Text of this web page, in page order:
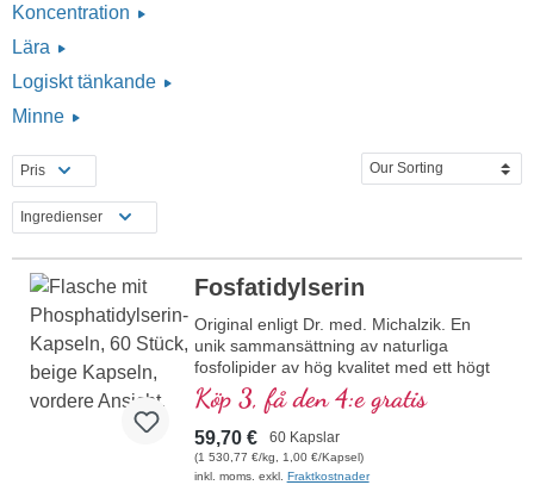
Koncentration
Lära
Logiskt tänkande
Minne
Pris
Ingredienser
Fosfatidylserin
Original enligt Dr. med. Michalzik. En
unik sammansättning av naturliga
fosfolipider av hög kvalitet med ett högt
innehåll av värdefullt fosfatidylserin. Hög
renhet, det beprövade
fosfatidylserinprodukten sedan över 15
år
319 mg totalt fosfolipidinnehåll per
Köp 3, få den 4:e gratis
59,70 € 60 Kapslar
(1 530,77 €/kg, 1,00 €/Kapsel)
inkl. moms. exkl. Fraktkostnader